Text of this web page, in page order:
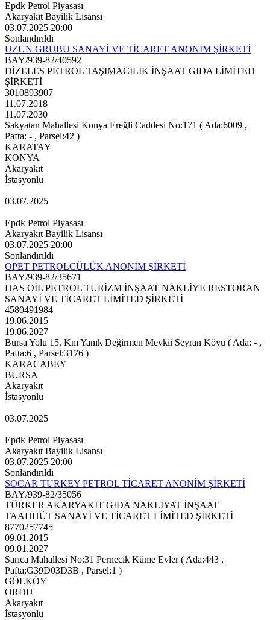
Epdk Petrol Piyasası
Akaryakıt Bayilik Lisansı
03.07.2025 20:00
Sonlandırıldı
UZUN GRUBU SANAYİ VE TİCARET ANONİM ŞİRKETİ
BAY/939-82/40592
DİZELES PETROL TAŞIMACILIK İNŞAAT GIDA LİMİTED
ŞİRKETİ
3010893907
11.07.2018
11.07.2030
Sakyatan Mahallesi Konya Ereğli Caddesi No:171 ( Ada:6009 ,
Pafta: - , Parsel:42 )
KARATAY
KONYA
Akaryakıt
İstasyonlu
03.07.2025
Epdk Petrol Piyasası
Akaryakıt Bayilik Lisansı
03.07.2025 20:00
Sonlandırıldı
OPET PETROLCÜLÜK ANONİM ŞİRKETİ
BAY/939-82/35671
HAS OİL PETROL TURİZM İNŞAAT NAKLİYE RESTORAN
SANAYİ VE TİCARET LİMİTED ŞİRKETİ
4580491984
19.06.2015
19.06.2027
Bursa Yolu 15. Km Yanık Değirmen Mevkii Seyran Köyü ( Ada: - ,
Pafta:6 , Parsel:3176 )
KARACABEY
BURSA
Akaryakıt
İstasyonlu
03.07.2025
Epdk Petrol Piyasası
Akaryakıt Bayilik Lisansı
03.07.2025 20:00
Sonlandırıldı
SOCAR TURKEY PETROL TİCARET ANONİM ŞİRKETİ
BAY/939-82/35056
TÜRKER AKARYAKIT GIDA NAKLİYAT İNŞAAT
TAAHHÜT SANAYİ VE TİCARET LİMİTED ŞİRKETİ
8770257745
09.01.2015
09.01.2027
Sarıca Mahallesi No:31 Pernecik Küme Evler ( Ada:443 ,
Pafta:G39D03D3B , Parsel:1 )
GÖLKÖY
ORDU
Akaryakıt
İstasyonlu